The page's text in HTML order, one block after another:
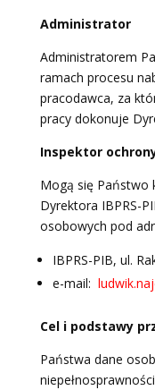
Administrator
Administratorem
ramach procesu
pracodawca, za
pracy dokonuje
Inspektor
Mogą się Państwo
Dyrektora IBPRS-
osobowych pod
IBPRS-PIB, ul.
e-mail:
Cel i podstawy
Państwa dane